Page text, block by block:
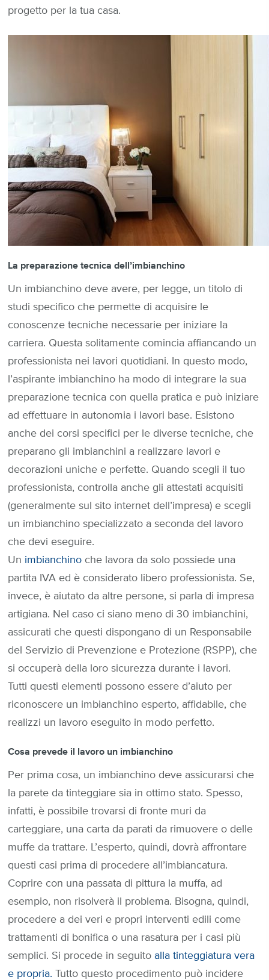
progetto per la tua casa.
La preparazione tecnica dell’imbianchino
Un imbianchino deve avere, per legge, un titolo di
studi specifico che permette di acquisire le
conoscenze tecniche necessarie per iniziare la
carriera. Questa solitamente comincia affiancando un
professionista nei lavori quotidiani. In questo modo,
l’aspirante imbianchino ha modo di integrare la sua
preparazione tecnica con quella pratica e può iniziare
ad effettuare in autonomia i lavori base. Esistono
anche dei corsi specifici per le diverse tecniche, che
preparano gli imbianchini a realizzare lavori e
decorazioni uniche e perfette. Quando scegli il tuo
professionista, controlla anche gli attestati acquisiti
(generalmente sul sito internet dell’impresa) e scegli
un imbianchino specializzato a seconda del lavoro
che devi eseguire.
Un imbianchino che lavora da solo possiede una
partita IVA ed è considerato libero professionista. Se,
invece, è aiutato da altre persone, si parla di impresa
artigiana. Nel caso ci siano meno di 30 imbianchini,
assicurati che questi dispongano di un Responsabile
del Servizio di Prevenzione e Protezione (RSPP), che
si occuperà della loro sicurezza durante i lavori.
Tutti questi elementi possono essere d’aiuto per
riconoscere un imbianchino esperto, affidabile, che
realizzi un lavoro eseguito in modo perfetto.
Cosa prevede il lavoro un imbianchino
Per prima cosa, un imbianchino deve assicurarsi che
la parete da tinteggiare sia in ottimo stato. Spesso,
infatti, è possibile trovarsi di fronte muri da
carteggiare, una carta da parati da rimuovere o delle
muffe da trattare. L’esperto, quindi, dovrà affrontare
questi casi prima di procedere all’imbiancatura.
Coprire con una passata di pittura la muffa, ad
esempio, non risolverà il problema. Bisogna, quindi,
procedere a dei veri e propri interventi edili come
trattamenti di bonifica o una rasatura per i casi più
semplici. Si procede in seguito alla tinteggiatura vera
e propria. Tutto questo procedimento può incidere